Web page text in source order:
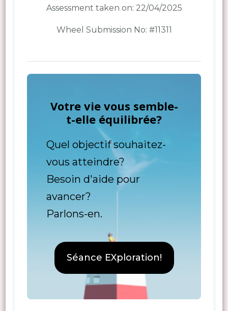
Assessment taken on: 22/04/2025
Wheel Submission No: #11311
Votre vie vous semble-
t-elle équilibrée?
Quel objectif souhaitez-
vous atteindre?
Besoin d'aide pour
avancer?
Parlons-en.
Séance EXploration!